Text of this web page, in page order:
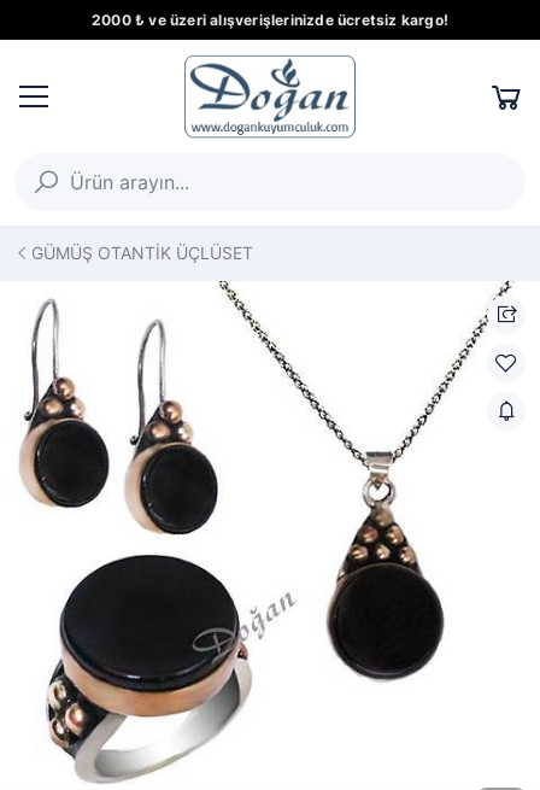
2000 ₺ ve üzeri alışverişlerinizde ücretsiz kargo!
GÜMÜŞ OTANTİK ÜÇLÜSET